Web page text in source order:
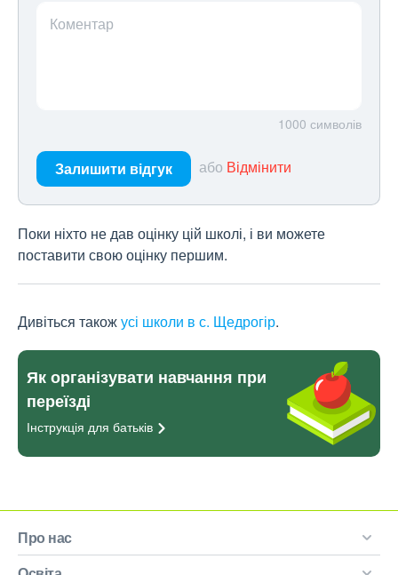
Коментар
1000 символів
Залишити відгук або Відмінити
Поки ніхто не дав оцінку цій школі, і ви можете
поставити свою оцінку першим.
Дивіться такожусі школи в с. Щедрогір.
Як організувати навчання при
переїзді
Інструкція для батьків
Про нас